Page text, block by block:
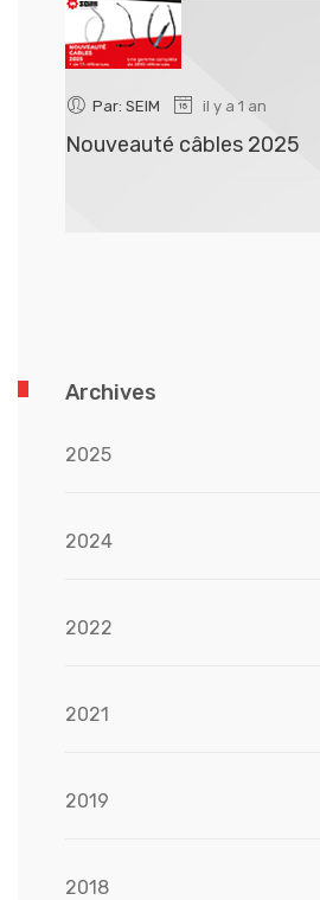
Par: SEIM il y a 1 an
Nouveauté câbles 2025
Archives
2025
2024
2022
2021
2019
2018